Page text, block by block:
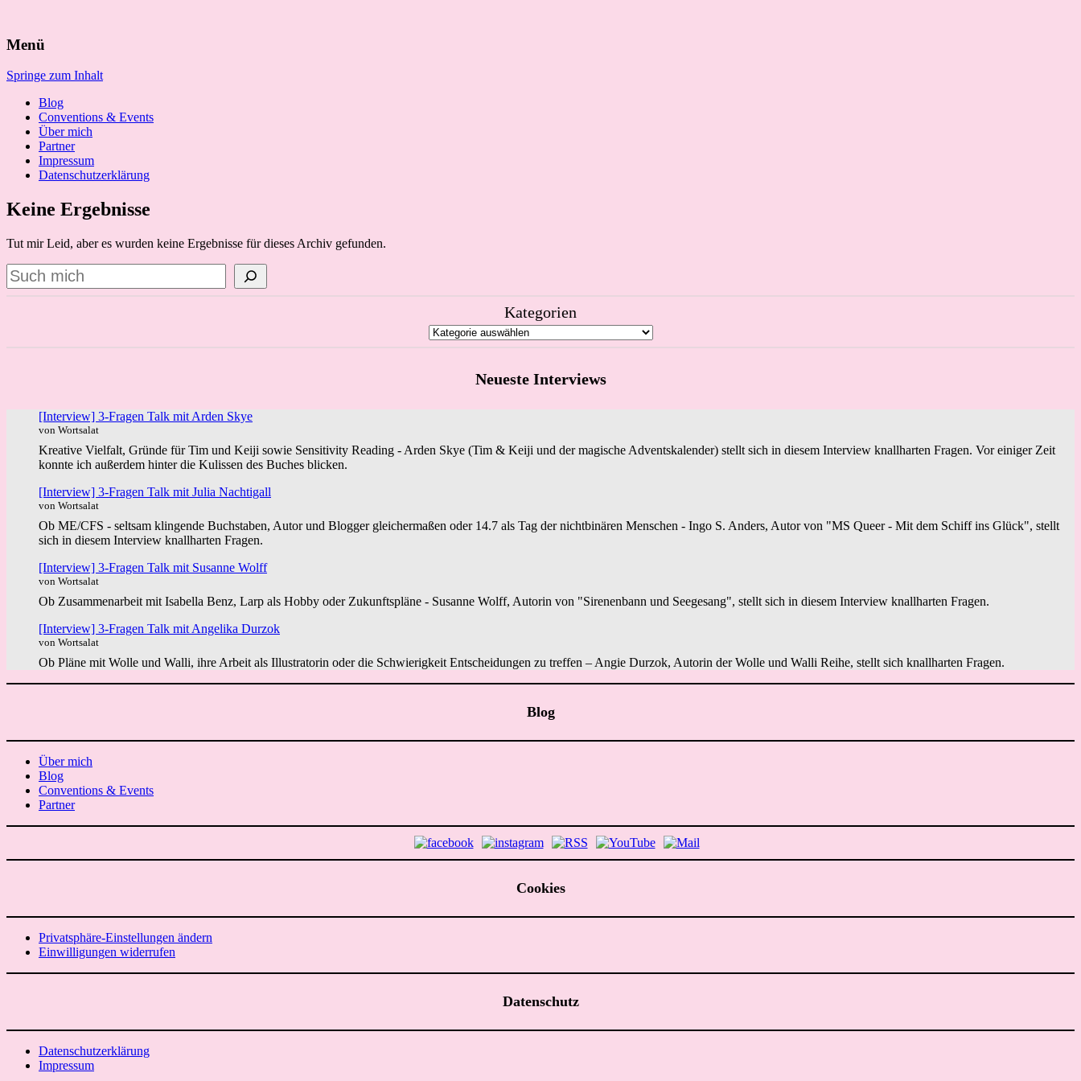
nach:
Menü
Springe zum Inhalt
Blog
Conventions & Events
Über mich
Partner
Impressum
Datenschutzerklärung
Keine Ergebnisse
Tut mir Leid, aber es wurden keine Ergebnisse für dieses Archiv gefunden.
Suchen
Kategorien
Neueste Interviews
[Interview] 3-Fragen Talk mit Arden Skye
von Wortsalat
Kreative Vielfalt, Gründe für Tim und Keiji sowie Sensitivity Reading - Arden Skye (Tim & Keiji und der magische Adventskalender) stellt sich in diesem Interview knallharten Fragen. Vor einiger Zeit
konnte ich außerdem hinter die Kulissen des Buches blicken.
[Interview] 3-Fragen Talk mit Julia Nachtigall
von Wortsalat
Ob ME/CFS - seltsam klingende Buchstaben, Autor und Blogger gleichermaßen oder 14.7 als Tag der nichtbinären Menschen - Ingo S. Anders, Autor von "MS Queer - Mit dem Schiff ins Glück", stellt
sich in diesem Interview knallharten Fragen.
[Interview] 3-Fragen Talk mit Susanne Wolff
von Wortsalat
Ob Zusammenarbeit mit Isabella Benz, Larp als Hobby oder Zukunftspläne - Susanne Wolff, Autorin von "Sirenenbann und Seegesang", stellt sich in diesem Interview knallharten Fragen.
[Interview] 3-Fragen Talk mit Angelika Durzok
von Wortsalat
Ob Pläne mit Wolle und Walli, ihre Arbeit als Illustratorin oder die Schwierigkeit Entscheidungen zu treffen – Angie Durzok, Autorin der Wolle und Walli Reihe, stellt sich knallharten Fragen.
Blog
Über mich
Blog
Conventions & Events
Partner
Cookies
Privatsphäre-Einstellungen ändern
Einwilligungen widerrufen
Datenschutz
Datenschutzerklärung
Impressum